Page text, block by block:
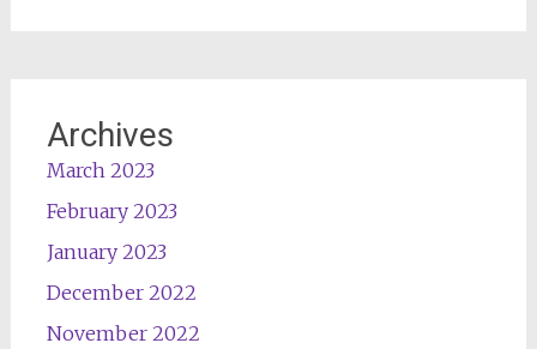
Archives
March 2023
February 2023
January 2023
December 2022
November 2022